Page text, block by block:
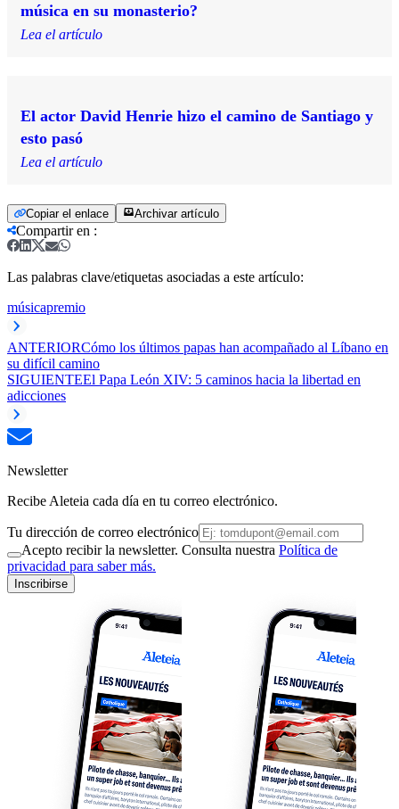
música en su monasterio?
Lea el artículo
El actor David Henrie hizo el camino de Santiago y
esto pasó
Lea el artículo
Copiar el enlace Archivar artículo
Compartir en :
Las palabras clave/etiquetas asociadas a este artículo:
músicapremio
ANTERIORCómo los últimos papas han acompañado al Líbano en
su difícil camino
SIGUIENTEEl Papa León XIV: 5 caminos hacia la libertad en
adicciones
Newsletter
Recibe Aleteia cada día en tu correo electrónico.
Tu dirección de correo electrónico
Acepto recibir la newsletter. Consulta nuestra Política de
privacidad para saber más.
Inscribirse